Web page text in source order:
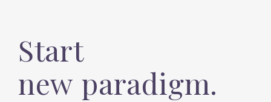
Start
new paradigm.